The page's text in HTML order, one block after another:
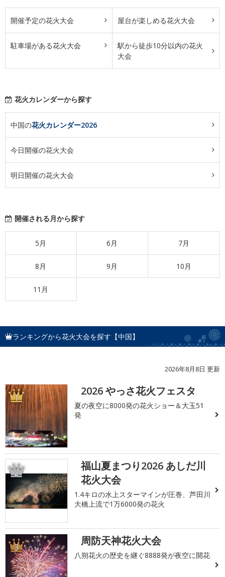
開催予定の花火大会 屋台が楽しめる花火大会
駐車場がある花火大会
駅から徒歩10分以内の花火
大会
花火カレンダーから探す
中国の花火カレンダー2026
今日開催の花火大会
明日開催の花火大会
開催される月から探す
5月 6月 7月
8月 9月 10月
11月
ランキングから花火大会を探す【中国】
2026年8月8日 更新
1 2026 やっさ花火フェスタ
夏の夜空に8000発の花火ショー＆大玉51
発
2
福山夏まつり2026 あしだ川
花火大会
1.4キロの水上スターマインが圧巻、芦田川
大橋上流で1万6000発の花火
3 周防天神花火大会
八朔花火の歴史を継ぐ8888発が夜空に開花